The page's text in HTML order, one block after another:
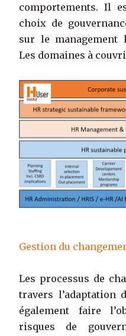
comportements. Il
choix de
sur le management
Les domaines à
Gestion du
Les processus de
travers l’adaptation
également faire
risques de